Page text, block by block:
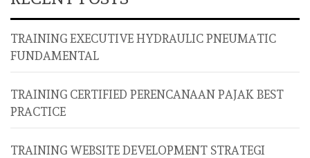
TRAINING EXECUTIVE HYDRAULIC PNEUMATIC
FUNDAMENTAL
TRAINING CERTIFIED PERENCANAAN PAJAK BEST
PRACTICE
TRAINING WEBSITE DEVELOPMENT STRATEGI